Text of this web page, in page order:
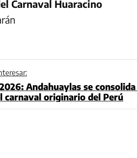
Carnaval Huaracino
Andahuaylas se
carnaval originario del Perú